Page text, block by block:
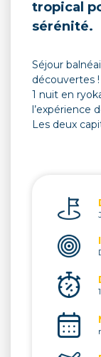
tropical
sérénité.
Séjour
découvertes !
1 nuit en
l’expérience
Les deux